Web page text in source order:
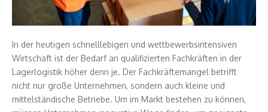
In der heutigen schnelllebigen und wettbewerbsintensiven
Wirtschaft ist der Bedarf an qualifizierten Fachkräften in der
Lagerlogistik höher denn je. Der Fachkräftemangel betrifft
nicht nur große Unternehmen, sondern auch kleine und
mittelständische Betriebe. Um im Markt bestehen zu können,